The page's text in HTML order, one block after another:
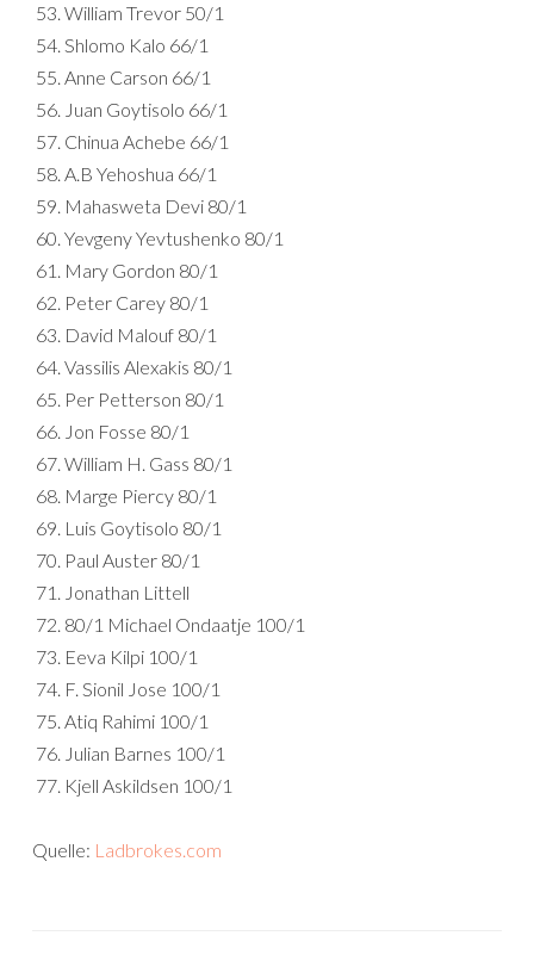
William Trevor 50/1
Shlomo Kalo 66/1
Anne Carson 66/1
Juan Goytisolo 66/1
Chinua Achebe 66/1
A.B Yehoshua 66/1
Mahasweta Devi 80/1
Yevgeny Yevtushenko 80/1
Mary Gordon 80/1
Peter Carey 80/1
David Malouf 80/1
Vassilis Alexakis 80/1
Per Petterson 80/1
Jon Fosse 80/1
William H. Gass 80/1
Marge Piercy 80/1
Luis Goytisolo 80/1
Paul Auster 80/1
Jonathan Littell
80/1 Michael Ondaatje 100/1
Eeva Kilpi 100/1
F. Sionil Jose 100/1
Atiq Rahimi 100/1
Julian Barnes 100/1
Kjell Askildsen 100/1
Quelle: Ladbrokes.com